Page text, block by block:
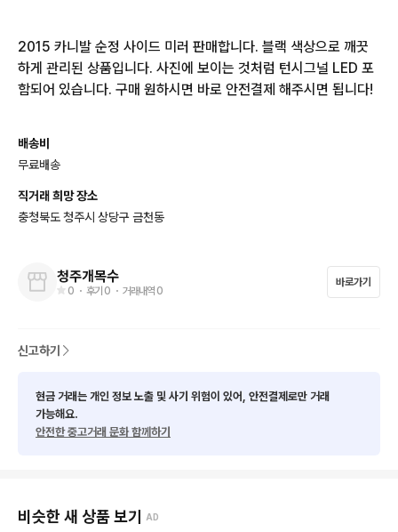
2015 카니발 순정 사이드 미러 판매합니다. 블랙 색상으로 깨끗
하게 관리된 상품입니다. 사진에 보이는 것처럼 턴시그널 LED 포
함되어 있습니다. 구매 원하시면 바로 안전결제 해주시면 됩니다!
배송비
무료배송
직거래 희망 장소
충청북도 청주시 상당구 금천동
청주개목수
0 ・ 후기 0 ・ 거래내역 0
바로가기
신고하기
현금 거래는 개인 정보 노출 및 사기 위험이 있어, 안전결제로만 거래
가능해요.
안전한 중고거래 문화 함께하기
비슷한 새 상품 보기 AD